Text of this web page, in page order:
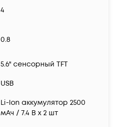
4
0.8
5.6" сенсорный TFT
USB
Li-Ion аккумулятор 2500
мАч / 7.4 В х 2 шт